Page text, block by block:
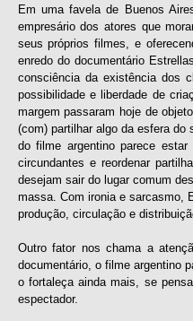
Em uma favela de Buenos
empresário dos atores que
seus próprios filmes, e
enredo do documentário
consciência da existência dos
possibilidade e liberdade de
margem passaram hoje de
(com) partilhar algo da esfera
do filme argentino parece
circundantes e reordenar
desejam sair do lugar comum
massa. Com ironia e sarcasmo,
produção, circulação e
Outro fator nos chama a
documentário, o filme argentino
o fortaleça ainda mais, se
espectador.